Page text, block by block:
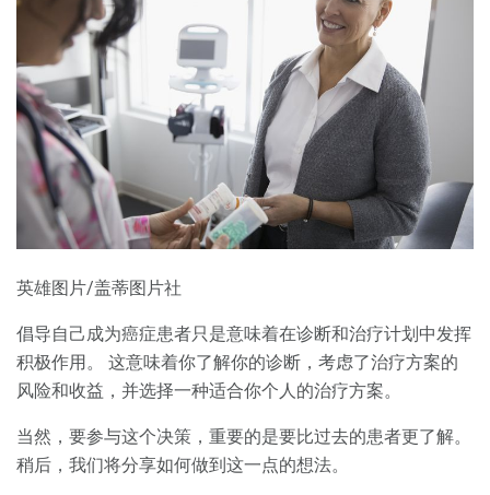
英雄图片/盖蒂图片社
倡导自己成为癌症患者只是意味着在诊断和治疗计划中发挥
积极作用。 这意味着你了解你的诊断，考虑了治疗方案的
风险和收益，并选择一种适合你个人的治疗方案。
当然，要参与这个决策，重要的是要比过去的患者更了解。
稍后，我们将分享如何做到这一点的想法。